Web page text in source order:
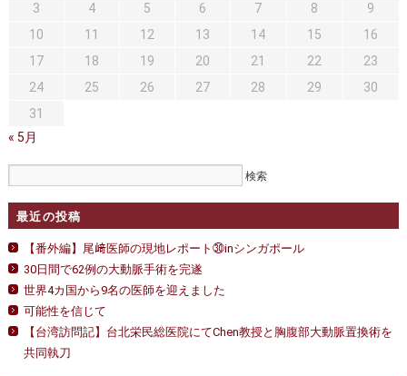
3
4 5 6 7 8
9
10
11 12 13 14 15
16
17
18 19 20 21 22
23
24
25 26 27 28 29
30
31
« 5月
最近の投稿
【番外編】尾﨑医師の現地レポート㉚inシンガポール
30日間で62例の大動脈手術を完遂
世界4カ国から9名の医師を迎えました
可能性を信じて
【台湾訪問記】台北栄民総医院にてChen教授と胸腹部大動脈置換術を
共同執刀